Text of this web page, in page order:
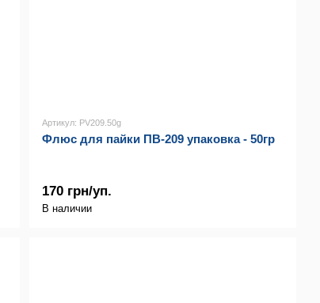
Артикул: PV209.50g
Флюс для пайки ПВ-209 упаковка - 50гр
170 грн/уп.
В наличии